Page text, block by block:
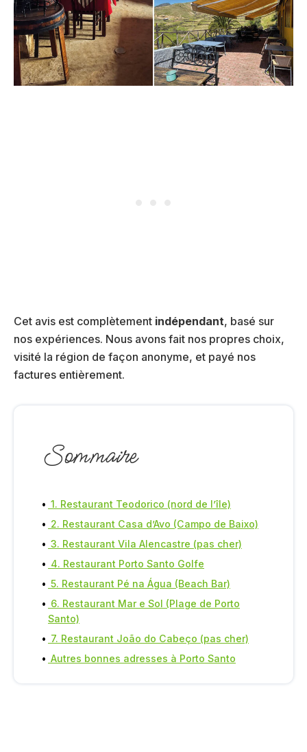
Cet avis est complètement indépendant, basé sur
nos expériences. Nous avons fait nos propres choix,
visité la région de façon anonyme, et payé nos
factures entièrement.
Sommaire
1. Restaurant Teodorico (nord de l’île)
2. Restaurant Casa d’Avo (Campo de Baixo)
3. Restaurant Vila Alencastre (pas cher)
4. Restaurant Porto Santo Golfe
5. Restaurant Pé na Água (Beach Bar)
6. Restaurant Mar e Sol (Plage de Porto
Santo)
7. Restaurant João do Cabeço (pas cher)
Autres bonnes adresses à Porto Santo